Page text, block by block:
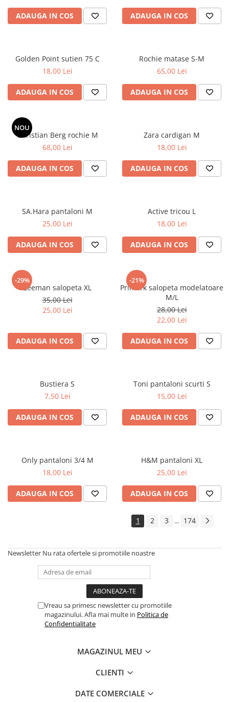
ADAUGA IN COS ADAUGA IN COS
Golden Point sutien 75 C
18,00 Lei
ADAUGA IN COS
Rochie matase S-M
65,00 Lei
ADAUGA IN COS
NOU
Christian Berg rochie M
68,00 Lei
ADAUGA IN COS
Zara cardigan M
18,00 Lei
ADAUGA IN COS
SA.Hara pantaloni M
25,00 Lei
ADAUGA IN COS
Active tricou L
18,00 Lei
ADAUGA IN COS
-29%
Zeeman salopeta XL
35,00 Lei
25,00 Lei
ADAUGA IN COS
-21%
Primark salopeta modelatoare
M/L
28,00 Lei
22,00 Lei
ADAUGA IN COS
Bustiera S
7,50 Lei
ADAUGA IN COS
Toni pantaloni scurti S
15,00 Lei
ADAUGA IN COS
Only pantaloni 3/4 M
18,00 Lei
ADAUGA IN COS
H&M pantaloni XL
25,00 Lei
ADAUGA IN COS
1 2 3 ... 174
Newsletter Nu rata ofertele si promotiile noastre
Vreau sa primesc newsletter cu promotiile
magazinului. Afla mai multe in Politica de
Confidentialitate
MAGAZINUL MEU
CLIENTI
DATE COMERCIALE